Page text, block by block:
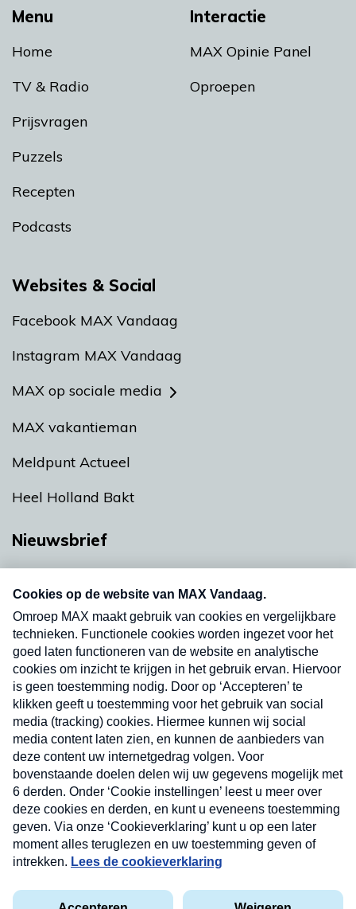
Menu
Home
TV & Radio
Prijsvragen
Puzzels
Recepten
Podcasts
Interactie
MAX Opinie Panel
Oproepen
Websites & Social
Facebook MAX Vandaag
Instagram MAX Vandaag
MAX op sociale media
MAX vakantieman
Meldpunt Actueel
Heel Holland Bakt
Nieuwsbrief
nieuwsbrief. Elke vrijdag- en dinsdagochtend in
uw mailbox.
Verzend
Privacyverklaring
Cookieverklaring
Nieuwsbrief
Neem hier een gratis abonnement op onze
nieuwsbrief. Elke vrijdag- en dinsdagochtend in uw